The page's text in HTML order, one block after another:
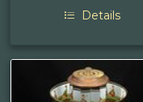
Details